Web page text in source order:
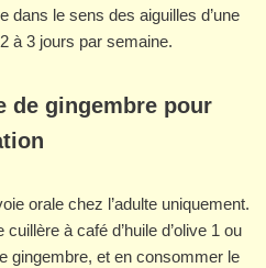
dans le sens des aiguilles d’une
à 3 jours par semaine.
de gingembre pour
orale chez l’adulte uniquement.
à café d’huile d’olive 1 ou
gingembre, et en consommer le